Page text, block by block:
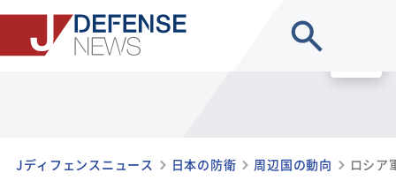
Jディフェンスニュース 日本の防衛 周辺国の動向